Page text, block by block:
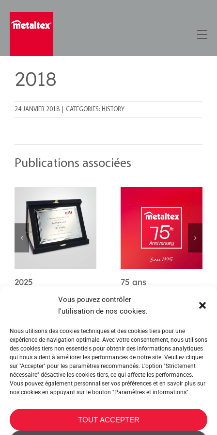
Vous pouvez contrôler
l'utilisation de nos cookies.
Nous utilisons des cookies techniques et des cookies tiers pour une
expérience de navigation optimale. Avec votre consentement, nous utilisons
des cookies tiers non essentiels pour obtenir des informations analytiques
qui nous aident à améliorer les performances de notre site. Veuillez cliquer
sur "Accepter" pour les paramètres recommandés. L'option "Strictement
nécessaire" désactive les cookies tiers, ce qui affecte les performances.
Vous pouvez également personnaliser vos préférences et en savoir plus sur
nos cookies en appuyant sur le bouton "Paramètres et informations".
TOUT ACCEPTER
2018
24 JANVIER 2018 CATEGORIES: HISTORY
Publications associées
2025 75 ans
METALTEX SA © 2023 Powered by Ticyweb